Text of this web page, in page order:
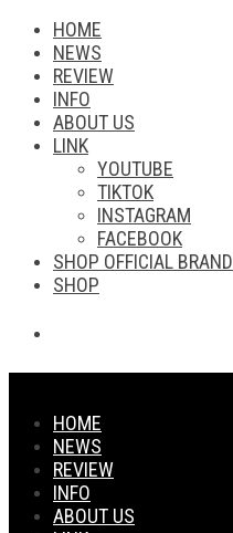
HOME
NEWS
REVIEW
INFO
ABOUT US
LINK
YOUTUBE
TIKTOK
INSTAGRAM
FACEBOOK
SHOP OFFICIAL BRAND
SHOP
HOME
NEWS
REVIEW
INFO
ABOUT US